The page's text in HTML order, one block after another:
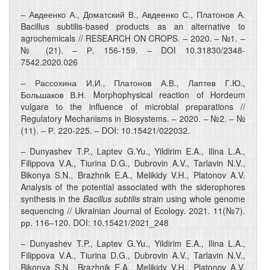
– Авдеенко А., Доматский В., Авдеенко С., Платонов А.
Bacillus subtilis-based products as an alternative to
agrochemicals // RESEARCH ON CROPS. – 2020. – №1. –
№ (21). – Р. 156-159. – DOI 10.31830/2348-
7542.2020.026
– Рассохина И.И., Платонов А.В., Лаптев Г.Ю.,
Большаков В.Н. Morphophysical reaction of Hordeum
vulgare to the influence of microbial preparations //
Regulatory Mechanisms in Biosystems. – 2020. – №2. – №
(11). – Р. 220-225. – DOI: 10.15421/022032.
– Dunyashev T.P., Laptev G.Yu., Yildirim E.A., Ilina L.A.,
Filippova V.A., Tiurina D.G., Dubrovin A.V., Tarlavin N.V.,
Bikonya S.N., Brazhnik E.A., Melikidy V.H., Platonov A.V.
Analysis of the potential associated with the siderophores
synthesis in the Bacillus subtilisstrain using whole genome
sequencing // Ukrainian Journal of Ecology. 2021. 11(№7).
рр. 116–120. DOI: 10.15421/2021_248
– Dunyashev T.P., Laptev G.Yu., Yildirim E.A., Ilina L.A.,
Filippova V.A., Tiurina D.G., Dubrovin A.V., Tarlavin N.V.,
Bikonya S.N., Brazhnik E.A., Melikidy V.H., Platonov A.V.